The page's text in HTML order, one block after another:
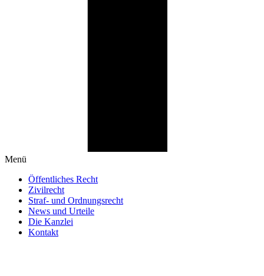
Menü
Öffentliches Recht
Zivilrecht
Straf- und Ordnungsrecht
News und Urteile
Die Kanzlei
Kontakt